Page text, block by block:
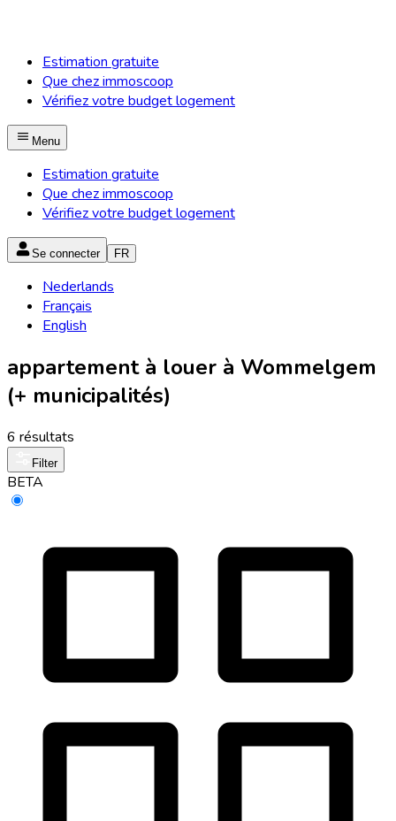
Estimation gratuite
Que chez immoscoop
Vérifiez votre budget logement
Menu
Estimation gratuite
Que chez immoscoop
Vérifiez votre budget logement
Se connecter FR
Nederlands
Français
English
appartement à louer à Wommelgem
(+ municipalités)
6 résultats
Filter
BETA